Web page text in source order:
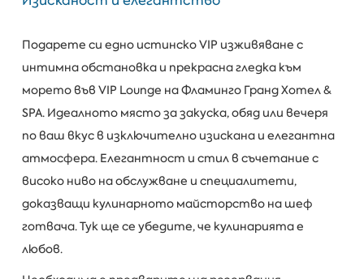
Подарете си едно истинско VIP изживяване с
интимна обстановка и прекрасна гледка към
морето във VIP Lounge на Фламинго Гранд Хотел &
SPA. Идеалното място за закуска, обяд или вечеря
по ваш вкус в изключително изискана и елегантна
атмосфера. Елегантност и стил в съчетание с
високо ниво на обслужване и специалитети,
доказващи кулинарното майсторство на шеф
готвача. Тук ще се убедите, че кулинарията е
любов.